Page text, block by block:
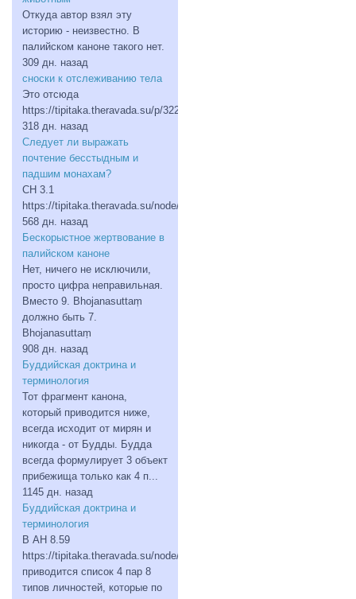
Откуда автор взял эту
историю - неизвестно. В
палийском каноне такого нет.
309 дн. назад
сноски к отслеживанию тела
Это отсюда
https://tipitaka.theravada.su/p/322765
318 дн. назад
Следует ли выражать
почтение бесстыдным и
падшим монахам?
СН 3.1
https://tipitaka.theravada.su/node/table/1874
568 дн. назад
Бескорыстное жертвование в
палийском каноне
Нет, ничего не исключили,
просто цифра неправильная.
Вместо 9. Bhojanasuttaṃ
должно быть 7.
Bhojanasuttaṃ
908 дн. назад
Буддийская доктрина и
терминология
Тот фрагмент канона,
который приводится ниже,
всегда исходит от мирян и
никогда - от Будды. Будда
всегда формулирует 3 объект
прибежища только как 4 п...
1145 дн. назад
Буддийская доктрина и
терминология
В АН 8.59
https://tipitaka.theravada.su/node/table/4971
приводится список 4 пар 8
типов личностей, которые по